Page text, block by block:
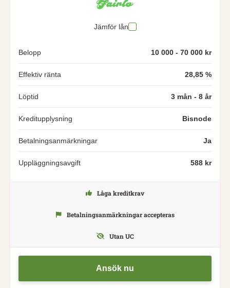
Jämför lån
Belopp 10 000 - 70 000 kr
Effektiv ränta 28,85 %
Löptid 3 mån - 8 år
Kreditupplysning Bisnode
Betalningsanmärkningar Ja
Uppläggningsavgift 588 kr
Ansök nu
Låga kreditkrav
Betalningsanmärkningar accepteras
Utan UC